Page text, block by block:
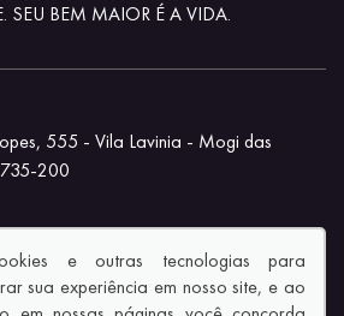
SEU BEM MAIOR É A VIDA.
555 - Vila Lavinia - Mogi das
200
e outras tecnologias para
sua experiência em nosso site, e ao